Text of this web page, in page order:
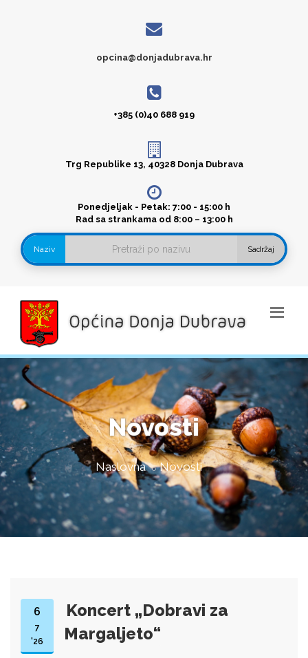
opcina@donjadubrava.hr
+385 (0)40 688 919
Trg Republike 13, 40328 Donja Dubrava
Ponedjeljak - Petak: 7:00 - 15:00 h
Rad sa strankama od 8:00 – 13:00 h
Naziv Sadržaj
Novosti
Naslovna Novosti
6
7
'26
Koncert „Dobravi za
Margaljeto“